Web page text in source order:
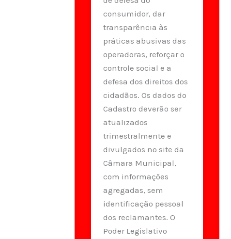
consumidor, dar
transparência às
práticas abusivas das
operadoras, reforçar o
controle social e a
defesa dos direitos dos
cidadãos. Os dados do
Cadastro deverão ser
atualizados
trimestralmente e
divulgados no site da
Câmara Municipal,
com informações
agregadas, sem
identificação pessoal
dos reclamantes. O
Poder Legislativo